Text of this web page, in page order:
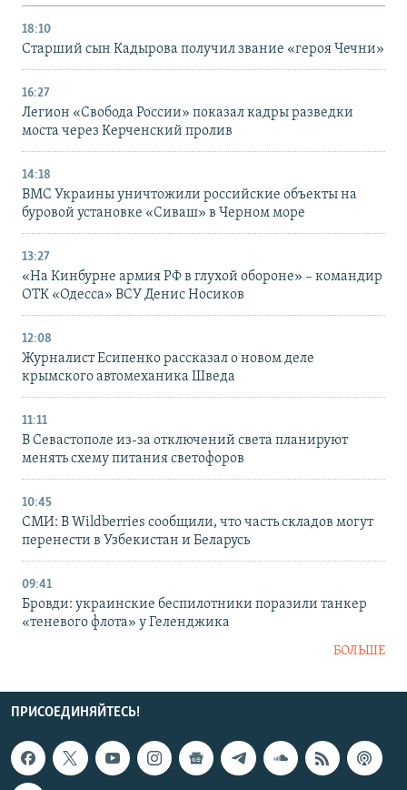
18:10
Старший сын Кадырова получил звание «героя Чечни»
16:27
Легион «Свобода России» показал кадры разведки
моста через Керченский пролив
14:18
ВМС Украины уничтожили российские объекты на
буровой установке «Сиваш» в Черном море
13:27
«На Кинбурне армия РФ в глухой обороне» – командир
ОТК «Одесса» ВСУ Денис Носиков
12:08
Журналист Есипенко рассказал о новом деле
крымского автомеханика Шведа
11:11
В Севастополе из-за отключений света планируют
менять схему питания светофоров
10:45
СМИ: В Wildberries сообщили, что часть складов могут
перенести в Узбекистан и Беларусь
09:41
Бровди: украинские беспилотники поразили танкер
«теневого флота» у Геленджика
БОЛЬШЕ
ПРИСОЕДИНЯЙТЕСЬ!